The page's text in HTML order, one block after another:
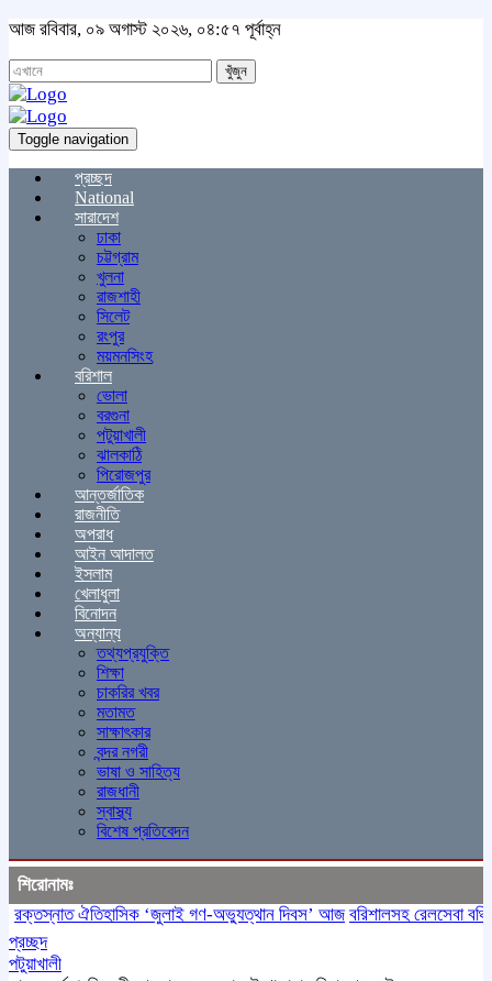
আজ রবিবার, ০৯ অগাস্ট ২০২৬, ০৪:৫৭ পূর্বাহ্ন
খুঁজুন
Toggle navigation
প্রচ্ছদ
National
সারাদেশ
ঢাকা
চট্টগ্রাম
খুলনা
রাজশাহী
সিলেট
রংপুর
ময়মনসিংহ
বরিশাল
ভোলা
বরগুনা
পটুয়াখালী
ঝালকাঠি
পিরোজপুর
আন্তর্জাতিক
রাজনীতি
অপরাধ
আইন আদালত
ইসলাম
খেলাধুলা
বিনোদন
অন্যান্য
তথ্যপ্রযুক্তি
শিক্ষা
চাকরির খবর
মতামত
সাক্ষাৎকার
বন্দর নগরী
ভাষা ও সাহিত্য
রাজধানী
স্বাস্থ্য
বিশেষ প্রতিবেদন
শিরোনামঃ
ঐতিহাসিক ‌‘জুলাই গণ-অভ্যুত্থান দিবস’ আজ বরিশালসহ রেলসেবা বঞ্চিত
প্রচ্ছদ
পটুয়াখালী